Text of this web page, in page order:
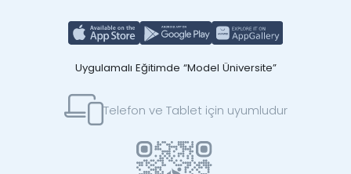
Uygulamalı Eğitimde “Model Üniversite”
Telefon ve Tablet için uyumludur